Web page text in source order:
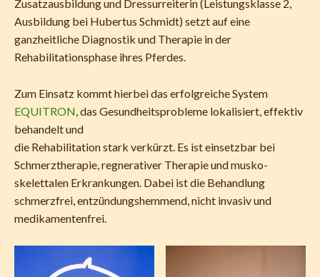
Zusatzausbildung und Dressurreiterin (Leistungsklasse 2,
Ausbildung bei Hubertus Schmidt) setzt auf eine
ganzheitliche Diagnostik und Therapie in der
Rehabilitationsphase ihres Pferdes.
Zum Einsatz kommt hierbei das erfolgreiche System
EQUITRON, das Gesundheitsprobleme lokalisiert, effektiv
behandelt und
die Rehabilitation stark verkürzt. Es ist einsetzbar bei
Schmerztherapie, regnerativer Therapie und musko-
skelettalen Erkrankungen. Dabei ist die Behandlung
schmerzfrei, entzündungshemmend, nicht invasiv und
medikamentenfrei.